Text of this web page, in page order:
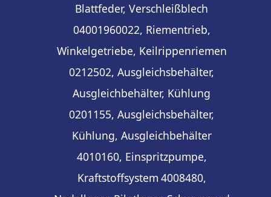
Blattfeder, Verschleißblech
04001960022, Riementrieb,
Winkelgetriebe, Keilrippenriemen
0212502, Ausgleichsbehälter,
Ausgleichbehälter, Kühlung
0201155, Ausgleichsbehälter,
Kühlung, Ausgleichbehälter
4010160, Einspritzpumpe,
Kraftstoffsystem 4008480,